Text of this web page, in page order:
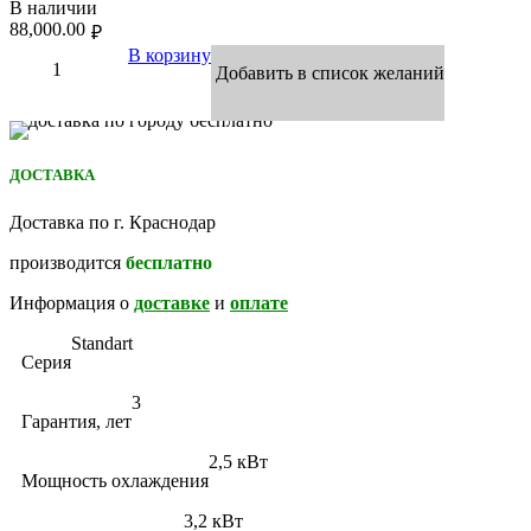
В наличии
₽
88,000.00
В корзину
Добавить в список желаний
ДОСТАВКА
Доставка по г. Краснодар
производится бесплатно
Информация о доставке и оплате
Серия
Standart
Гарантия, лет
3
Мощность охлаждения
2,5 кВт
3,2 кВт